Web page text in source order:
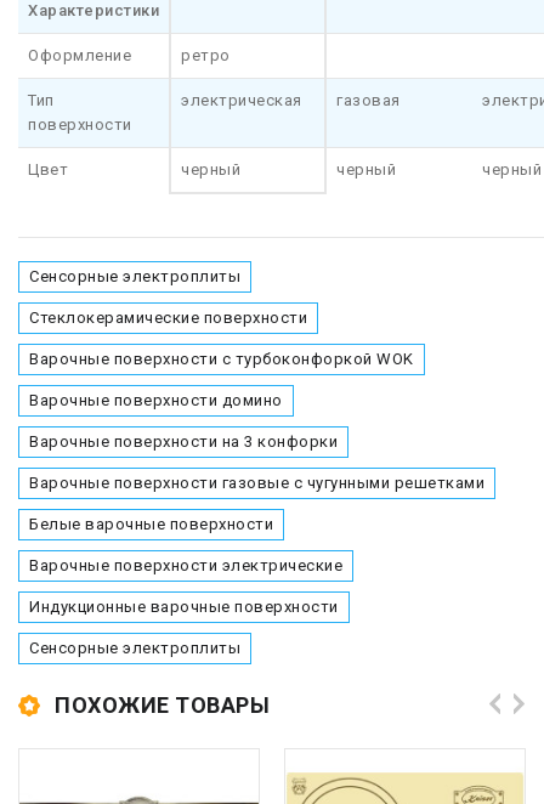
Характеристики
Оформление ретро
Тип
поверхности
электрическая газовая
Цвет черный черный черный
Сенсорные электроплиты
Стеклокерамические поверхности
Варочные поверхности с турбоконфоркой WOK
Варочные поверхности домино
Варочные поверхности на 3 конфорки
Варочные поверхности газовые с чугунными решетками
Белые варочные поверхности
Варочные поверхности электрические
Индукционные варочные поверхности
Сенсорные электроплиты
ПОХОЖИЕ ТОВАРЫ